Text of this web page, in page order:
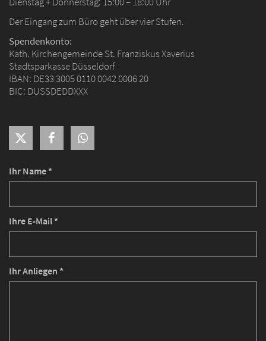
Ihr Name *
Ihre E-Mail *
Ihr Anliegen *
Der Eingang zum Büro geht über vier Stufen.
Spendenkonto:
Kath. Kirchengemeinde St. Franziskus Xaverius
Stadtsparkasse Düsseldorf
IBAN: DE33 3005 0110 0042 0006 20
BIC: DUSSDEDDXXX